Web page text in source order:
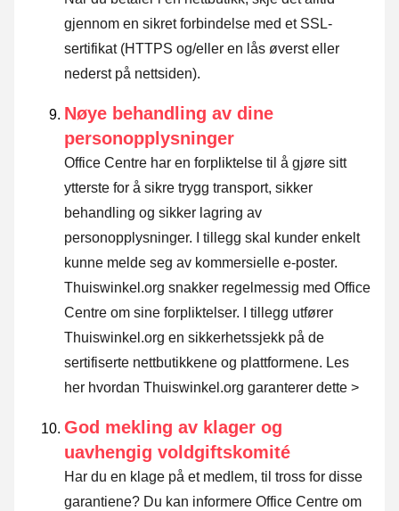
gjennom en sikret forbindelse med et SSL-
sertifikat (HTTPS og/eller en lås øverst eller
nederst på nettsiden).
Nøye behandling av dine
personopplysninger
Office Centre har en forpliktelse til å gjøre sitt
ytterste for å sikre trygg transport, sikker
behandling og sikker lagring av
personopplysninger. I tillegg skal kunder enkelt
kunne melde seg av kommersielle e-poster.
Thuiswinkel.org snakker regelmessig med Office
Centre om sine forpliktelser. I tillegg utfører
Thuiswinkel.org en sikkerhetssjekk på de
sertifiserte nettbutikkene og plattformene. Les
her hvordan Thuiswinkel.org garanterer dette >
God mekling av klager og
uavhengig voldgiftskomité
Har du en klage på et medlem, til tross for disse
garantiene? Du kan informere Office Centre om